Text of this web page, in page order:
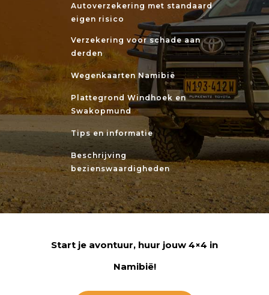
Autoverzekering met standaard
eigen risico
Verzekering voor schade aan
derden
Wegenkaarten Namibië
Plattegrond Windhoek en
Swakopmund
Tips en informatie
Beschrijving
bezienswaardigheden
Start je avontuur, huur jouw 4×4 in
Namibië!